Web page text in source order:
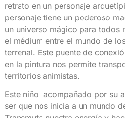
retrato en un personaje
personaje tiene un poderoso
un universo mágico para todos
el médium entre el mundo de
terrenal. Este puente de
en la pintura nos permite
territorios animistas.
Este niño acompañado por su
ser que nos inicia a un mundo